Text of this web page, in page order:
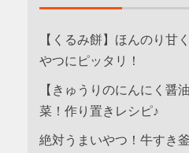
【くるみ餅】ほんのり甘
やつにピッタリ！
【きゅうりのにんにく醤
菜！作り置きレシピ♪
絶対うまいやつ！牛すき